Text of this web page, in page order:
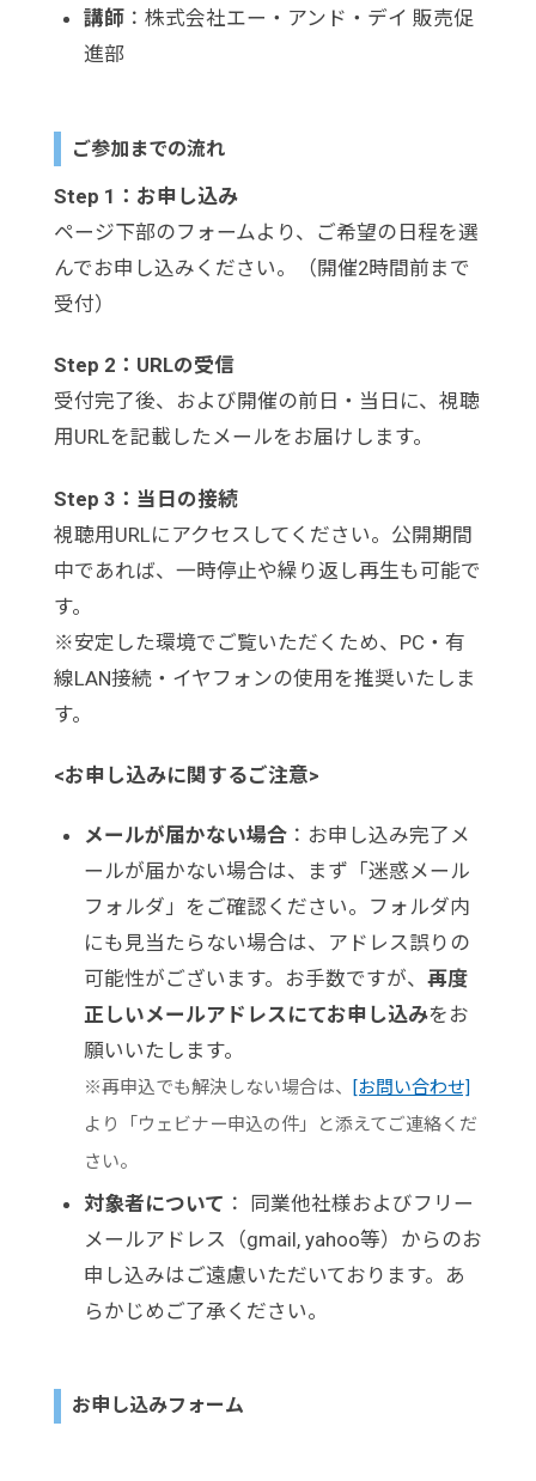
講師：株式会社エー・アンド・デイ 販売促
進部
ご参加までの流れ
Step 1：お申し込み
ページ下部のフォームより、ご希望の日程を選
んでお申し込みください。（開催2時間前まで
受付）
Step 2：URLの受信
受付完了後、および開催の前日・当日に、視聴
用URLを記載したメールをお届けします。
Step 3：当日の接続
視聴用URLにアクセスしてください。公開期間
中であれば、一時停止や繰り返し再生も可能で
す。
※安定した環境でご覧いただくため、PC・有
線LAN接続・イヤフォンの使用を推奨いたしま
す。
<お申し込みに関するご注意>
メールが届かない場合：お申し込み完了メ
ールが届かない場合は、まず「迷惑メール
フォルダ」をご確認ください。フォルダ内
にも見当たらない場合は、アドレス誤りの
可能性がございます。お手数ですが、 再度
正しいメールアドレスにてお申し込みをお
願いいたします。
※再申込でも解決しない場合は、
[お問い合わせ]
より「ウェビナー申込の件」と添えてご連絡くだ
さい。
対象者について ： 同業他社様およびフリー
メールアドレス（gmail, yahoo等）からのお
申し込みはご遠慮いただいております。あ
らかじめご了承ください。
お申し込みフォーム